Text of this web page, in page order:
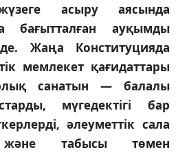
асыру аясында
бағытталған ауқымды
Жаңа Конституцияда
мемлекет қағидаттары
санатын — балалы
мүгедектігі бар
әлеуметтік сала
және табысы төмен